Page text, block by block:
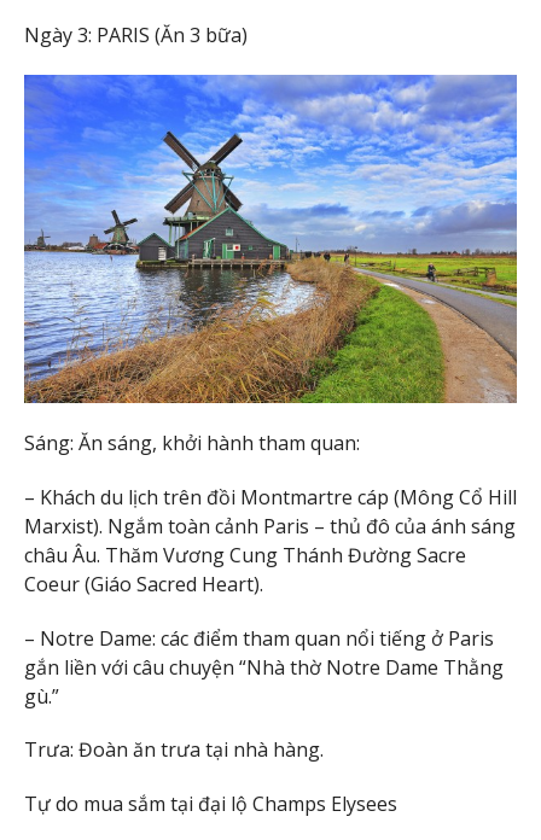
Ngày 3: PARIS (Ăn 3 bữa)
Sáng: Ăn sáng, khởi hành tham quan:
– Khách du lịch trên đồi Montmartre cáp (Mông Cổ Hill
Marxist). Ngắm toàn cảnh Paris – thủ đô của ánh sáng
châu Âu. Thăm Vương Cung Thánh Đường Sacre
Coeur (Giáo Sacred Heart).
– Notre Dame: các điểm tham quan nổi tiếng ở Paris
gắn liền với câu chuyện “Nhà thờ Notre Dame Thằng
gù.”
Trưa: Đoàn ăn trưa tại nhà hàng.
Tự do mua sắm tại đại lộ Champs Elysees